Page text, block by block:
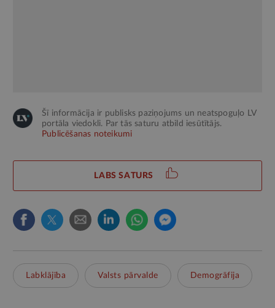
Šī informācija ir publisks paziņojums un neatspoguļo LV
portāla viedokli. Par tās saturu atbild iesūtītājs.
Publicēšanas noteikumi
LABS SATURS
Labklājība Valsts pārvalde Demogrāfija